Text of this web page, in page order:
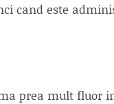
cand este
prea mult fluor